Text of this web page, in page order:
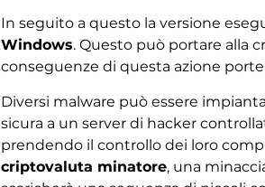
In seguito a questo la versione
Windows. Questo può portare alla
conseguenze di questa azione
Diversi malware può essere
sicura a un server di hacker
prendendo il controllo dei loro
criptovaluta minatore, una